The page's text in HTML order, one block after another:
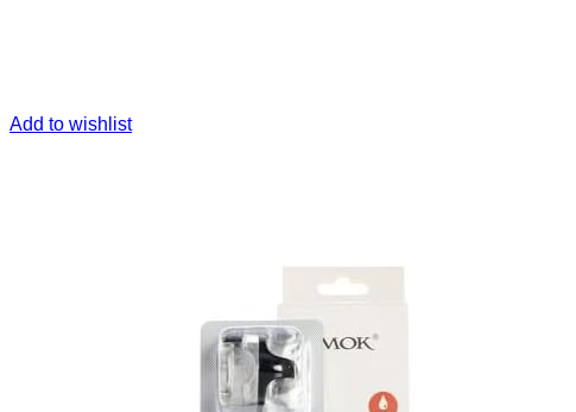
Add to wishlist